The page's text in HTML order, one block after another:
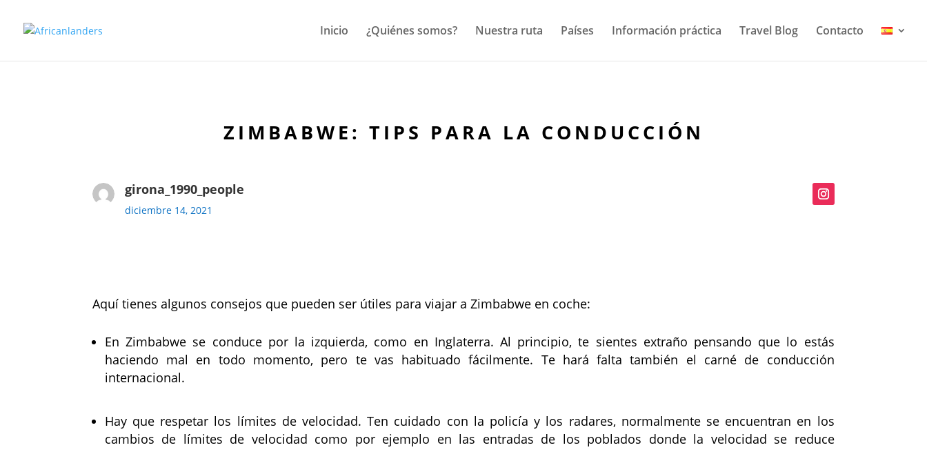
Inicio ¿Quiénes somos? Nuestra ruta Países Información práctica Travel Blog Contacto
ZIMBABWE: TIPS PARA LA CONDUCCIÓN
girona_1990_people
diciembre 14, 2021
Aquí tienes algunos consejos que pueden ser útiles para viajar a Zimbabwe en coche:
En Zimbabwe se conduce por la izquierda, como en Inglaterra. Al principio, te sientes extraño pensando que lo estás
haciendo mal en todo momento, pero te vas habituado fácilmente. Te hará falta también el carné de conducción
internacional.
Hay que respetar los límites de velocidad. Ten cuidado con la policía y los radares, normalmente se encuentran en los
cambios de límites de velocidad como por ejemplo en las entradas de los poblados donde la velocidad se reduce